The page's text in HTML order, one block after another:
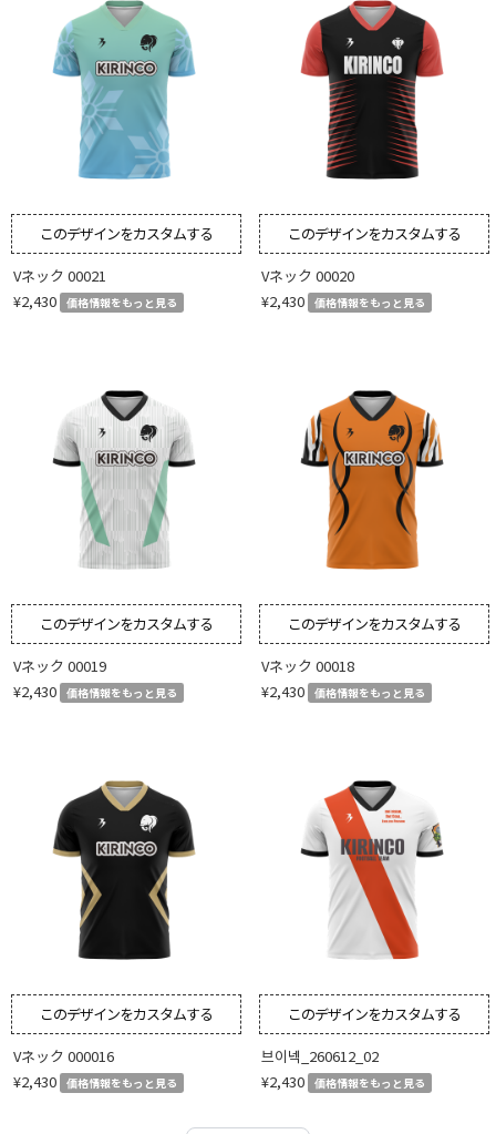
このデザインをカスタムする
Vネック 00021
¥2,430
価格情報をもっと見る
このデザインをカスタムする
Vネック 00020
¥2,430
価格情報をもっと見る
このデザインをカスタムする
Vネック 00019
¥2,430
価格情報をもっと見る
このデザインをカスタムする
Vネック 00018
¥2,430
価格情報をもっと見る
このデザインをカスタムする
Vネック 000016
¥2,430
価格情報をもっと見る
このデザインをカスタムする
브이넥_260612_02
¥2,430
価格情報をもっと見る